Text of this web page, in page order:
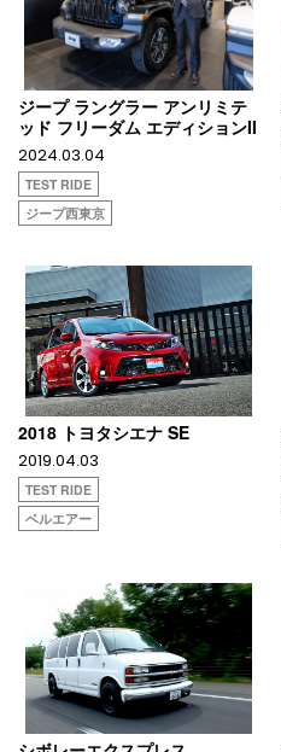
ジープ ラングラー アンリミテ
ッド フリーダム エディションII
2024.03.04
TEST RIDE
ジープ西東京
2018 トヨタシエナ SE
2019.04.03
TEST RIDE
ベルエアー